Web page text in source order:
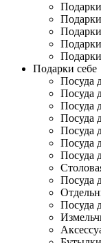
Подарки себе
Посуда
Посуда
Посуда
Посуда
Посуда
Посуда
Посуда
Посуда
Посуда